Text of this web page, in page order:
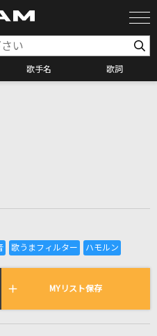
歌手名 歌詞
れき
れている曲の一覧
MYリスト保存